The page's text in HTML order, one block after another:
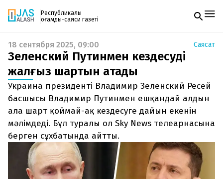
Республикалық
қоғамдық-саяси газеті
Жаңалықтар
Спорт
Live
Руханият
Аймақ
Архив
Заң және тәртіп
Редакциямен байланыс
+7 708 604 51 06
Жарнама бөлімі
+7 701 220 64 52
Пошта
zhasalash100@gmail.com
Газетке жазылу
PDF форматтағы газетті ай сайын электронды
поштаңызға алып отырыңыз. Жаңа нөмір
шыққан сәтте сізге бірден жіберіледі. Тек email
енгізіңіз, біз қалғанын өзіміз жібереміз.
18 сентября 2025, 09:00 Саясат
Зеленский Путинмен кездесудің
жалғыз шартын атады
Украина президенті Владимир Зеленский Ресей
басшысы Владимир Путинмен ешқандай алдын
ала шарт қоймай-ақ кездесуге дайын екенін
мәлімдеді. Бұл туралы ол Sky News телеарнасына
берген сұхбатында айтты.